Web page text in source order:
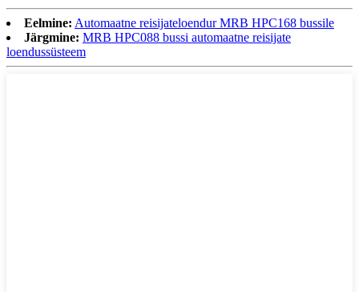
Eelmine: Automaatne reisijateloendur MRB HPC168 bussile
Järgmine: MRB HPC088 bussi automaatne reisijate
loendussüsteem